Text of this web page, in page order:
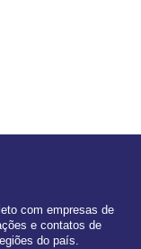
com empresas de
e contatos de
do país.